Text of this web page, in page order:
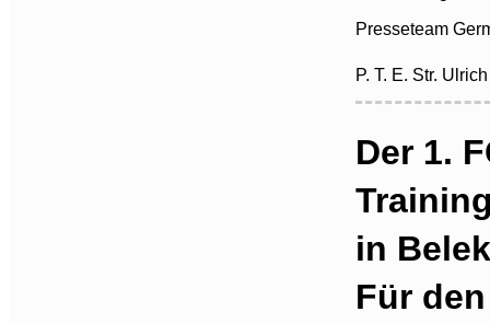
Presseteam
P. T. E. Str.
Der 1.
in Belek
Für